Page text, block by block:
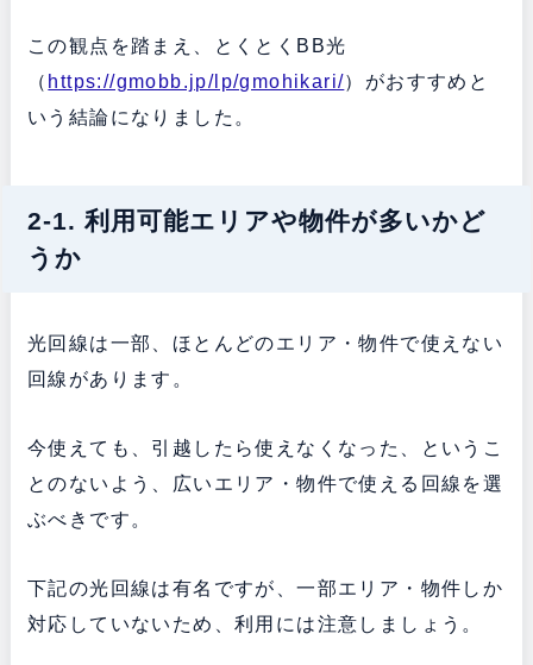
この観点を踏まえ、とくとくBB光
（ https://gmobb.jp/lp/gmohikari/）がおすすめと
いう結論になりました。
2-1. 利用可能エリアや物件が多いかど
うか
光回線は一部、ほとんどのエリア・物件で使えない
回線があります。
今使えても、引越したら使えなくなった、というこ
とのないよう、広いエリア・物件で使える回線を選
ぶべきです。
下記の光回線は有名ですが、一部エリア・物件しか
対応していないため、利用には注意しましょう。